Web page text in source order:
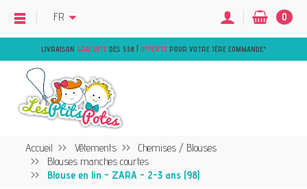
LIVRAISON GRATUITE DÈS 55€ | OFFERTE POUR VOTRE 1ÈRE COMMANDE*
FR 0
Accueil Vêtements
Chemises / Blouses
Blouses manches courtes
Blouse en lin - ZARA - 2-3 ans (98)